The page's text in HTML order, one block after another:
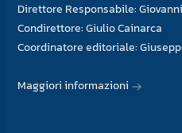
Direttore Responsabile:
Condirettore: Giulio Cainarca
Coordinatore editoriale:
Maggiori informazioni